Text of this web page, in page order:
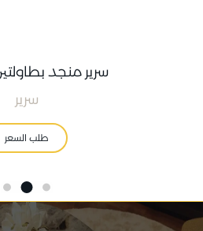
سرير منجد
سرير
طلب السعر